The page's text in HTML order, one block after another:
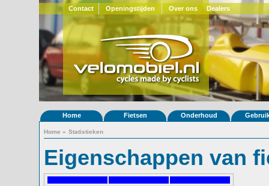
Contact Openingstijden Over ons Dealers
Home Fietsen Onderhoud
Home » Statistieken
Eigenschappen van